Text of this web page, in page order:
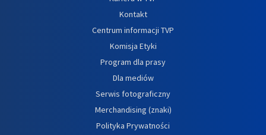
Kontakt
Centrum informacji TVP
Komisja Etyki
Program dla prasy
Dla mediów
Serwis fotograficzny
Merchandising (znaki)
Polityka Prywatności